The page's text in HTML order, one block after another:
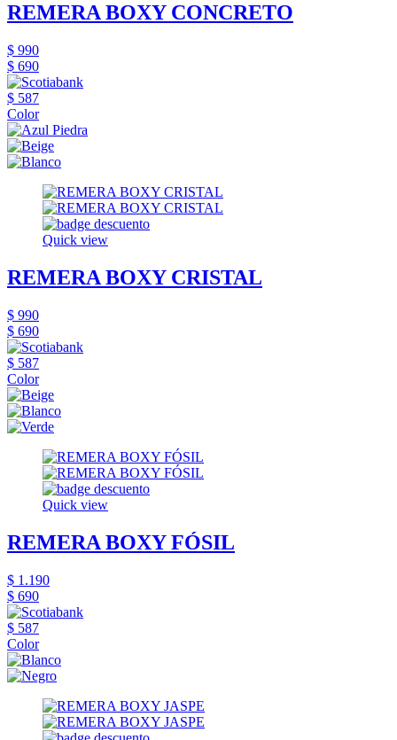
REMERA BOXY CONCRETO
$ 990
$ 690
$ 587
Color
Quick view
REMERA BOXY CRISTAL
$ 990
$ 690
$ 587
Color
Quick view
REMERA BOXY FÓSIL
$ 1.190
$ 690
$ 587
Color